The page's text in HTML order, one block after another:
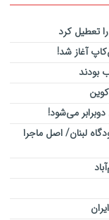
تعطیل کرد
آغاز شد!
بودند
می‌شود!
لبنان/ اصل ماجرا